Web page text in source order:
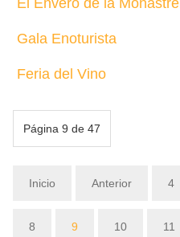
Gala Enoturista
Feria del Vino
Página 9 de 47
Inicio Anterior 4
8 9 10 11